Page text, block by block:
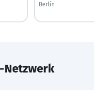
Berlin
Netzwerk